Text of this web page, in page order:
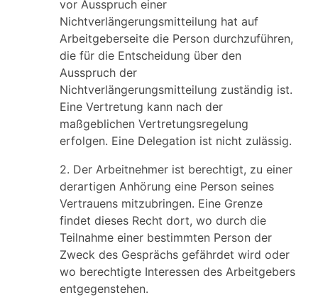
vor Ausspruch einer
Nichtverlängerungsmitteilung hat auf
Arbeitgeberseite die Person durchzuführen,
die für die Entscheidung über den
Ausspruch der
Nichtverlängerungsmitteilung zuständig ist.
Eine Vertretung kann nach der
maßgeblichen Vertretungsregelung
erfolgen. Eine Delegation ist nicht zulässig.
2. Der Arbeitnehmer ist berechtigt, zu einer
derartigen Anhörung eine Person seines
Vertrauens mitzubringen. Eine Grenze
findet dieses Recht dort, wo durch die
Teilnahme einer bestimmten Person der
Zweck des Gesprächs gefährdet wird oder
wo berechtigte Interessen des Arbeitgebers
entgegenstehen.